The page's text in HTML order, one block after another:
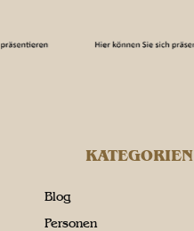
KATEGORIEN
Blog
Personen